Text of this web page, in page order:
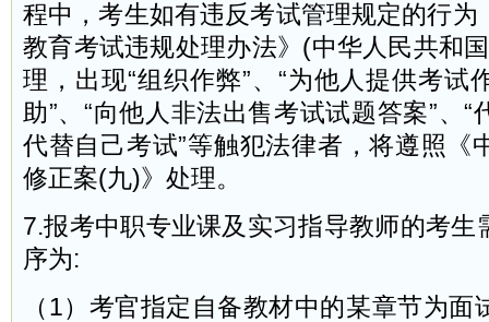
程中，考生如有违反考试管理规定的行为
教育考试违规处理办法》(中华人民共和
理，出现“组织作弊”、“为他人提供考试
助”、“向他人非法出售考试试题答案”、
代替自己考试”等触犯法律者，将遵照《
修正案(九)》处理。
7.报考中职专业课及实习指导教师的考生
序为:
（1）考官指定自备教材中的某章节为面